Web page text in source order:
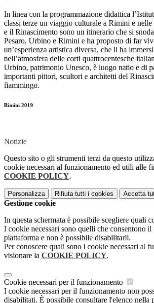
In linea con la programmazione didattica
classi terze un viaggio culturale a Rimini e
e il Rinascimento sono un itinerario che si
Pesaro, Urbino e Rimini e ha proposto di far
un’esperienza artistica diversa, che li ha
nell’atmosfera delle corti quattrocentesche
Urbino, patrimonio Unesco, è luogo natio e di
importanti pittori, scultori e architetti del
fiammingo.
Rimini 2019
Notizie
Questo sito o gli strumenti terzi da questo
cookie necessari al funzionamento ed utili alle
COOKIE POLICY.
Personalizza Rifiuta tutti i cookies Accetta
Gestione cookie
In questa schermata è possibile scegliere quali
I cookie necessari sono quelli che consentono
piattaforma e non è possibile disabilitarli.
Per conoscere quali sono i cookie necessari al
visionare la COOKIE POLICY.
Cookie necessari per il funzionamento
I cookie necessari per il funzionamento non
disabilitati. È possibile consultare l'elenco nella